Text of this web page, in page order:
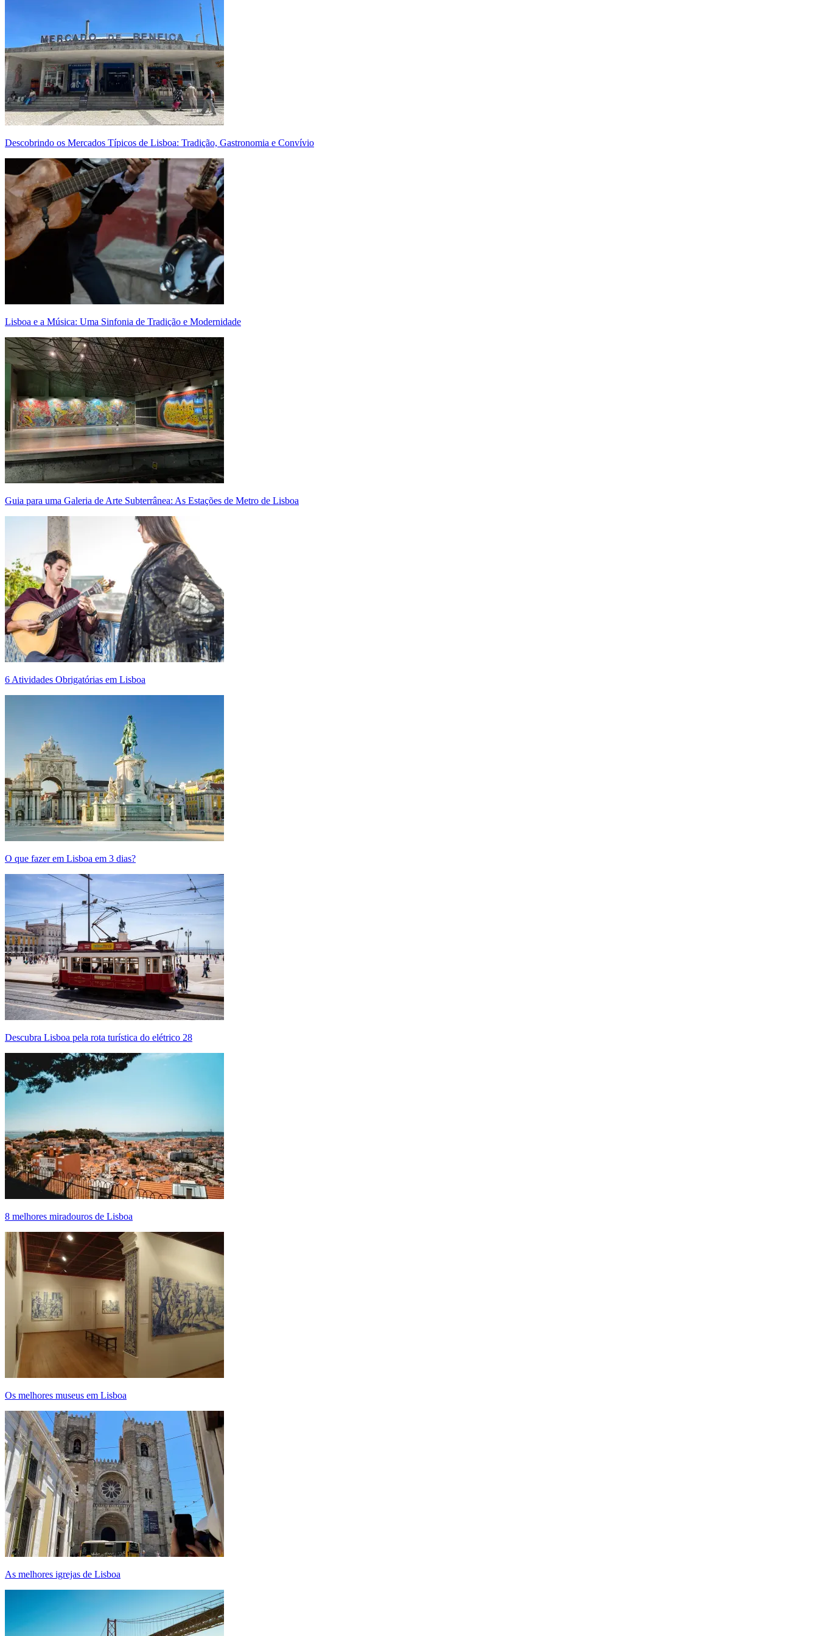
Descobrindo os Mercados Típicos de Lisboa: Tradição, Gastronomia e Convívio
Lisboa e a Música: Uma Sinfonia de Tradição e Modernidade
Guia para uma Galeria de Arte Subterrânea: As Estações de Metro de Lisboa
6 Atividades Obrigatórias em Lisboa
O que fazer em Lisboa em 3 dias?
Descubra Lisboa pela rota turística do elétrico 28
8 melhores miradouros de Lisboa
Os melhores museus em Lisboa
As melhores igrejas de Lisboa